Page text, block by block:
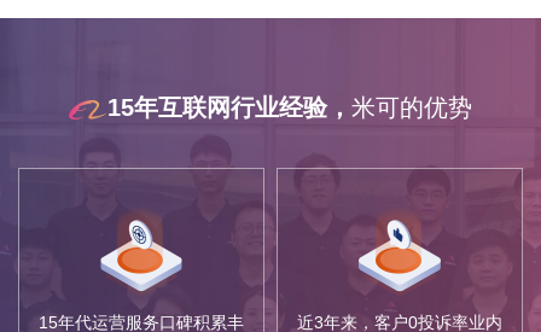
15年互联网行业经验，米可的优势
15年代运营服务口碑积累丰
近3年来，客户0投诉率业内